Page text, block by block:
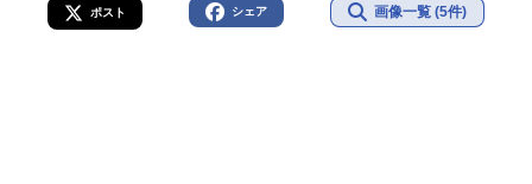
ポスト シェア 画像一覧 (5件)